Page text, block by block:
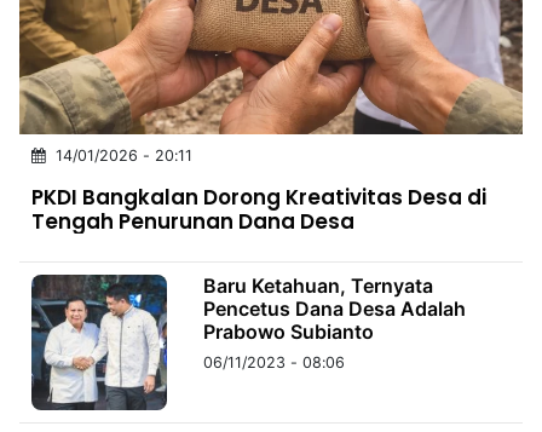
INDONESIA
Partner
NTB
Time
IDN
Jogja
Rakyat
News
Notice
Baru
Follow
Kabarbaru
14/01/2026 - 20:11
PKDI Bangkalan Dorong Kreativitas Desa di
Tengah Penurunan Dana Desa
Baru Ketahuan, Ternyata
Pencetus Dana Desa Adalah
Prabowo Subianto
06/11/2023 - 08:06